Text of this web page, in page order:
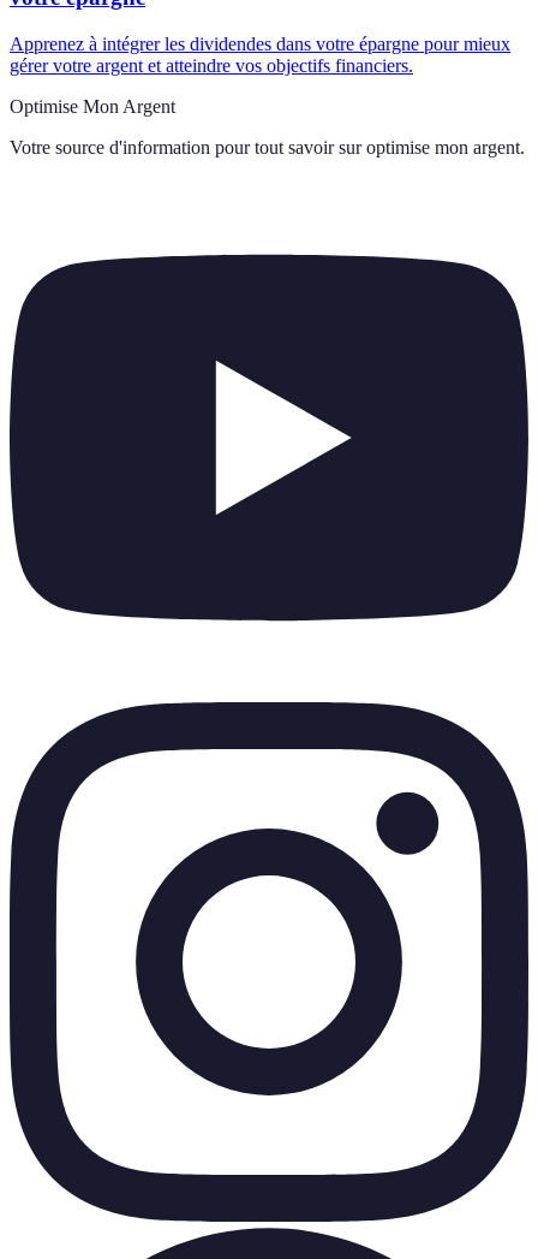
Apprenez à intégrer les dividendes dans votre épargne pour mieux
gérer votre argent et atteindre vos objectifs financiers.
Optimise Mon Argent
Votre source d'information pour tout savoir sur optimise mon argent.